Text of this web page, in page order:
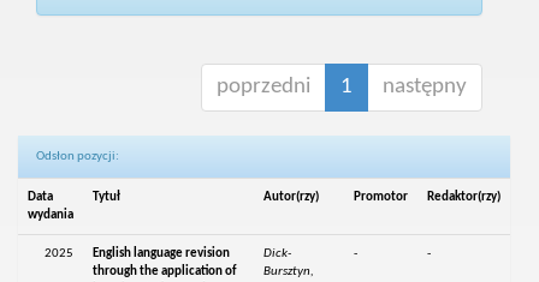
poprzedni 1 następny
Odsłon pozycji:
Data
wydania
Tytuł Autor(rzy) Promotor Redaktor(rzy)
2025
English language revision
through the application of
Dick-
Bursztyn,
- -